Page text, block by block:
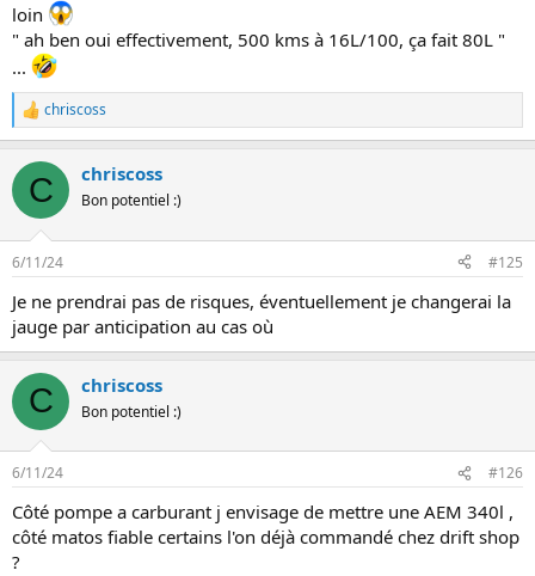
loin
" ah ben oui effectivement, 500 kms à 16L/100, ça fait 80L "
...
L
e
r
a
i
n
s
:
chriscoss
C chriscoss
Bon potentiel :)
6/11/24 #125
Je ne prendrai pas de risques, éventuellement je changerai la
jauge par anticipation au cas où
C chriscoss
Bon potentiel :)
6/11/24 #126
Côté pompe a carburant j envisage de mettre une AEM 340l ,
côté matos fiable certains l'on déjà commandé chez drift shop
?